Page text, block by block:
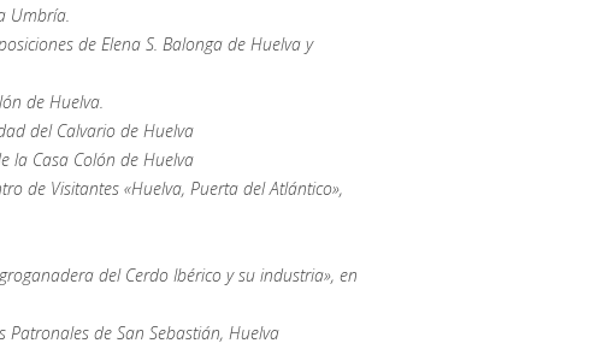
Umbría.
de Elena S. Balonga de Huelva y
de Huelva.
del Calvario de Huelva
la Casa Colón de Huelva
de Visitantes «Huelva, Puerta del Atlántico»,
del Cerdo Ibérico y su industria», en
Patronales de San Sebastián, Huelva